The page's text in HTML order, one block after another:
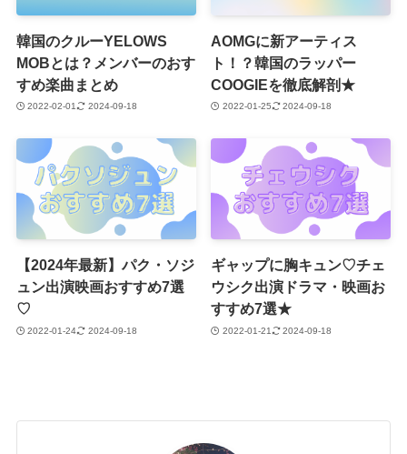
韓国のクルーYELOWS
MOBとは？メンバーのおす
すめ楽曲まとめ
2022-02-01 2024-09-18
AOMGに新アーティス
ト！？韓国のラッパー
COOGIEを徹底解剖★
2022-01-25 2024-09-18
【2024年最新】パク・ソジ
ュン出演映画おすすめ7選
♡
2022-01-24 2024-09-18
ギャップに胸キュン♡チェ
ウシク出演ドラマ・映画お
すすめ7選★
2022-01-21 2024-09-18